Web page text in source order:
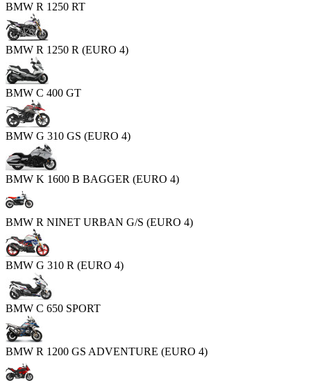
BMW R 1250 RT
BMW R 1250 R (EURO 4)
BMW C 400 GT
BMW G 310 GS (EURO 4)
BMW K 1600 B BAGGER (EURO 4)
BMW R NINET URBAN G/S (EURO 4)
BMW G 310 R (EURO 4)
BMW C 650 SPORT
BMW R 1200 GS ADVENTURE (EURO 4)